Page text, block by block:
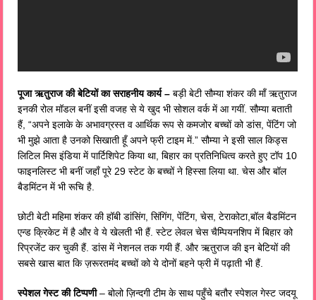
पूजा ऋतुराज की बेटियों का सराहनीय कार्य – बड़ी बेटी सौम्या शंकर की माँ ऋतुराज
इनकी रोल मॉडल बनीं इसी वजह से ये खुद भी सोशल वर्क में आ गयीं. सौम्या बताती
हैं, “अपने इलाके के अभावग्रस्त व आर्थिक रूप से कमजोर बच्चों को डांस, पेंटिंग जो
भी मुझे आता है उनको सिखाती हूँ अपने फ्री टाइम में.” सौम्या ने इसी साल किड्स
लिटिल मिस इंडिया में पार्टिशिपेट किया था, बिहार का प्रतिनिधित्व करते हुए टॉप 10
फाइनलिस्ट भी बनीं जहाँ पूरे 29 स्टेट के बच्चों ने हिस्सा लिया था. चेस और बॉल
बैडमिंटन में भी रूचि है.
छोटी बेटी महिमा शंकर की हॉबी डांसिंग, सिंगिंग, पेंटिंग, चेस, टेराकोटा,बॉल बैडमिंटन
एन्ड क्रिकेट में है और वे ये खेलती भी हैं. स्टेट लेवल चेस चैम्पियनशिप में बिहार को
रिप्रजेंट कर चुकी हैं. डांस में नेशनल तक गयी हैं. और ऋतुराज की इन बेटियों की
सबसे खास बात कि ज़रूरतमंद बच्चों को ये दोनों बहने फ्री में पढ़ाती भी हैं.
स्पेशल गेस्ट की टिप्पणी– बोलो ज़िन्दगी टीम के साथ पहुँचे बतौर स्पेशल गेस्ट जदयू